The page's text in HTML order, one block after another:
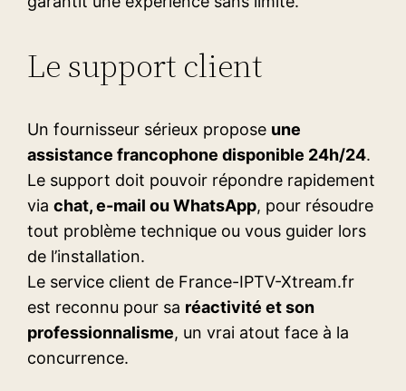
Le support client
Un fournisseur sérieux propose une
assistance francophone disponible 24h/24.
Le support doit pouvoir répondre rapidement
viachat, e-mail ou WhatsApp, pour résoudre
tout problème technique ou vous guider lors
de l’installation.
Le service client de France-IPTV-Xtream.fr
est reconnu pour sa réactivité et son
professionnalisme, un vrai atout face à la
concurrence.